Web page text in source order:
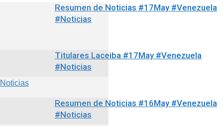
Noticias
Resumen de Noticias #17May #Venezuela
#Noticias
Titulares Laceiba #17May #Venezuela
#Noticias
Resumen de Noticias #16May #Venezuela
#Noticias